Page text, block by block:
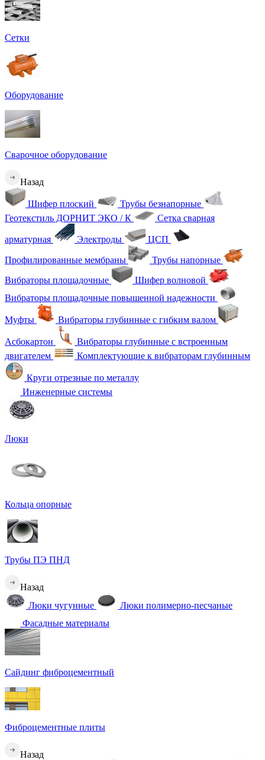
Сетки
Оборудование
Сварочное оборудование
Назад
Шифер плоский
Трубы безнапорные
Геотекстиль ДОРНИТ ЭКО / К
Сетка сварная
арматурная Электроды ЦСП
Профилированные мембраны
Трубы напорные
Вибраторы площадочные
Шифер волновой
Вибраторы площадочные повышенной надежности
Муфты Вибраторы глубинные с гибким валом
Асбокартон
Вибраторы глубинные с встроенным
двигателем
Комплектующие к вибраторам глубинным
Круги отрезные по металлу
Инженерные системы
Люки
Кольца опорные
Трубы ПЭ ПНД
Назад
Люки чугунные
Люки полимерно-песчаные
Фасадные материалы
Сайдинг фиброцементный
Фиброцементные плиты
Назад